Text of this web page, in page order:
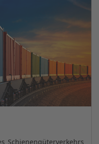
Schienengüterverkehrs